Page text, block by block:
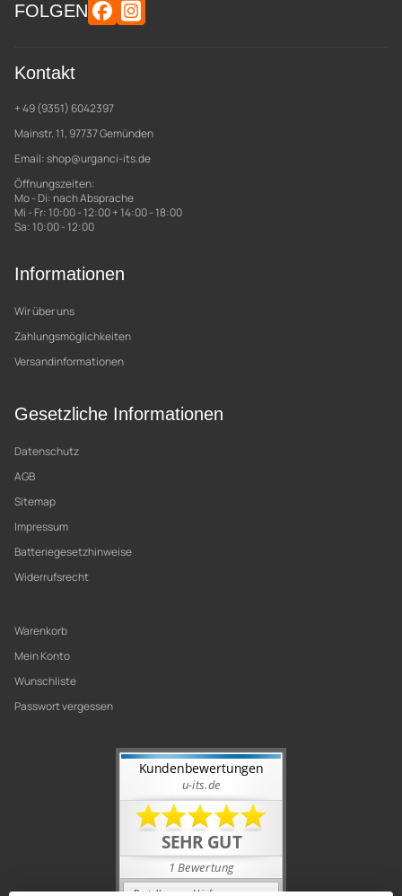
FOLGEN
Kontakt
+ 49 (9351) 6042397
Mainstr. 11, 97737 Gemünden
Email:shop@urganci-its.de
Öffnungszeiten:
Mo - Di: nach Absprache
Mi - Fr: 10:00 - 12:00 + 14:00 - 18:00
Sa: 10:00 - 12:00
Informationen
Wir über uns
Zahlungsmöglichkeiten
Versandinformationen
Gesetzliche Informationen
Datenschutz
AGB
Sitemap
Impressum
Batteriegesetzhinweise
Widerrufsrecht
Warenkorb
Mein Konto
Wunschliste
Passwort vergessen